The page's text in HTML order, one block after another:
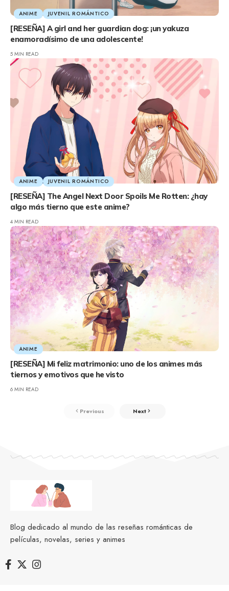
ANIME JUVENIL ROMÁNTICO
[RESEÑA] A girl and her guardian dog: ¡un yakuza
enamoradísimo de una adolescente!
5 MIN READ
ANIME JUVENIL ROMÁNTICO
[RESEÑA] The Angel Next Door Spoils Me Rotten: ¿hay
algo más tierno que este anime?
4 MIN READ
ANIME
[RESEÑA] Mi feliz matrimonio: uno de los animes más
tiernos y emotivos que he visto
6 MIN READ
Previous Next
Blog dedicado al mundo de las reseñas románticas de
películas, novelas, series y animes